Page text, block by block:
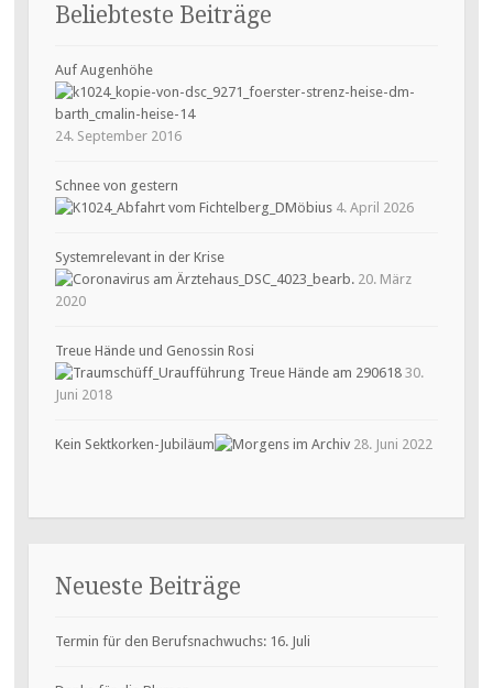
Beliebteste Beiträge
Auf Augenhöhe
24. September 2016
Schnee von gestern
4. April 2026
Systemrelevant in der Krise
20. März
2020
Treue Hände und Genossin Rosi
30.
Juni 2018
Kein Sektkorken-Jubiläum 28. Juni 2022
Neueste Beiträge
Termin für den Berufsnachwuchs: 16. Juli